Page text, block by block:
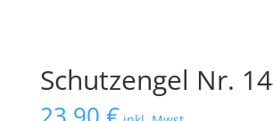
Schutzengel Nr.